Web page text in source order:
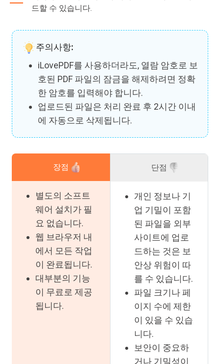
드할 수 있습니다.
주의사항:
iLovePDF를 사용하더라도, 열람 암호로 보
호된 PDF 파일의 잠금을 해제하려면 정확
한 암호를 입력해야 합니다.
업로드된 파일은 처리 완료 후 2시간 이내
에 자동으로 삭제됩니다.
장점
별도의 소프트
웨어 설치가 필
요 없습니다.
웹 브라우저 내
에서 모든 작업
이 완료됩니다.
대부분의 기능
이 무료로 제공
됩니다.
단점
개인 정보나 기
업 기밀이 포함
된 파일을 외부
사이트에 업로
드하는 것은 보
안상 위험이 따
를 수 있습니다.
파일 크기나 페
이지 수에 제한
이 있을 수 있습
니다.
보안이 중요하
거나 기밀성이